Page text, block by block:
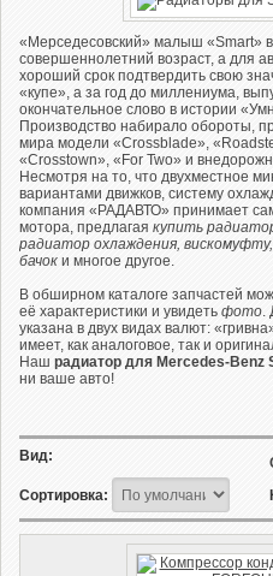
«Мерседесовский» малыш «Smart» в
совершеннолетний возраст, а для
хороший срок подтвердить свою
«купе», а за год до миллениума,
окончательное слово в истории
Производство набирало обороты,
мира модели «Crossblade»,
«Crosstown», «For Two» и
Несмотря на то, что двухместное
вариантами движков, систему
компания «РАДАВТО» принимает
мотора, предлагая купить
радиатор охлаждения,
бачок и многое другое.
В обширном каталоге запчастей
её характеристики и увидеть фото.
указана в двух видах валют:
имеет, как аналоговое, так и
Наш радиатор для Mercedes-Benz
ни ваше авто!
Вид:
Сортировка: